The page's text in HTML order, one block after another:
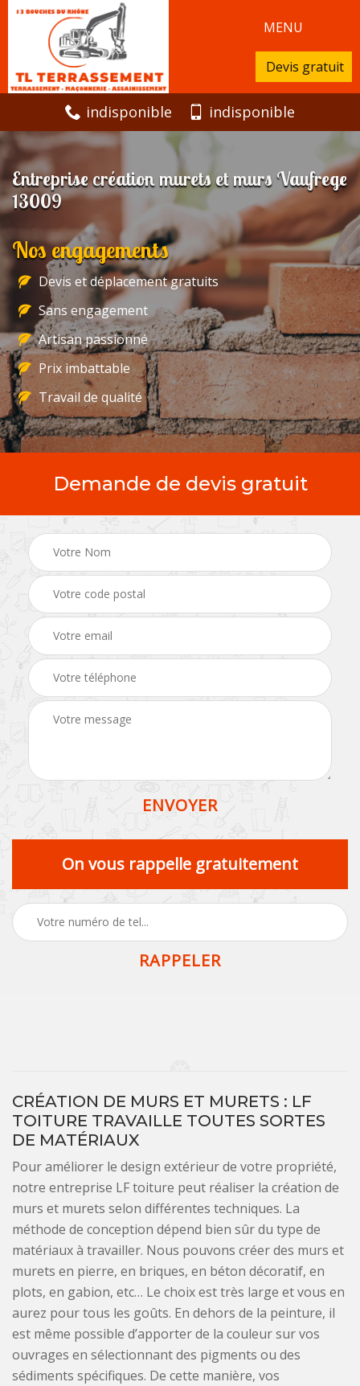
MENU
Devis gratuit
indisponible indisponible
Entreprise création murets et murs Vaufrege
13009
Nos engagements
Devis et déplacement gratuits
Sans engagement
Artisan passionné
Prix imbattable
Travail de qualité
Demande de devis gratuit
On vous rappelle gratuitement
CRÉATION DE MURS ET MURETS : LF
TOITURE TRAVAILLE TOUTES SORTES
DE MATÉRIAUX
Pour améliorer le design extérieur de votre propriété,
notre entreprise LF toiture peut réaliser la création de
murs et murets selon différentes techniques. La
méthode de conception dépend bien sûr du type de
matériaux à travailler. Nous pouvons créer des murs et
murets en pierre, en briques, en béton décoratif, en
plots, en gabion, etc… Le choix est très large et vous en
aurez pour tous les goûts. En dehors de la peinture, il
est même possible d’apporter de la couleur sur vos
ouvrages en sélectionnant des pigments ou des
sédiments spécifiques. De cette manière, vos